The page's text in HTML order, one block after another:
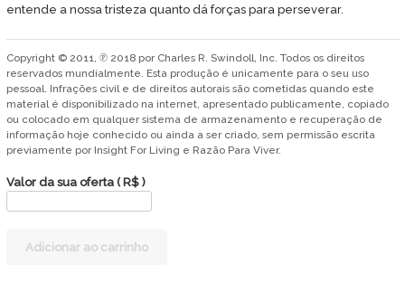
entende a nossa tristeza quanto dá forças para perseverar.
Copyright © 2011, ℗ 2018 por Charles R. Swindoll, Inc. Todos os direitos
reservados mundialmente. Esta produção é unicamente para o seu uso
pessoal. Infrações civil e de direitos autorais são cometidas quando este
material é disponibilizado na internet, apresentado publicamente, copiado
ou colocado em qualquer sistema de armazenamento e recuperação de
informação hoje conhecido ou ainda a ser criado, sem permissão escrita
previamente por Insight For Living e Razão Para Viver.
Valor da sua oferta ( R$ )
pela
Adicionar ao carrinho